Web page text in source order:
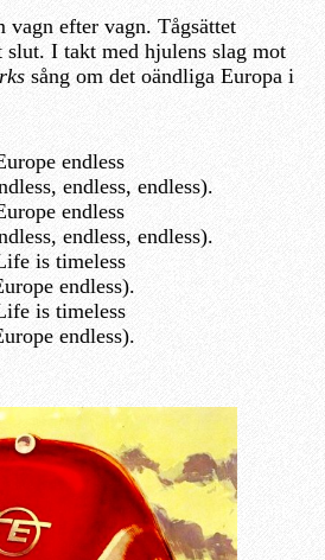
vagn efter vagn. Tågsättet
slut. I takt med hjulens slag mot
sång om det oändliga Europa i
endless
endless, endless).
endless
endless, endless).
is timeless
endless).
is timeless
endless).